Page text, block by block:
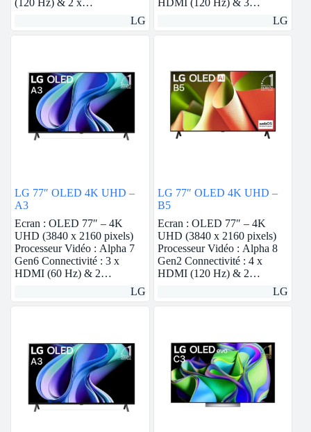
LG
LG
LG 77″ OLED 4K UHD –
A3
Ecran : OLED 77″ – 4K
UHD (3840 x 2160 pixels)
Processeur Vidéo : Alpha 7
Gen6 Connectivité : 3 x
HDMI (60 Hz) & 2…
LG
LG 77″ OLED 4K UHD –
B5
Ecran : OLED 77″ – 4K
UHD (3840 x 2160 pixels)
Processeur Vidéo : Alpha 8
Gen2 Connectivité : 4 x
HDMI (120 Hz) & 2…
LG